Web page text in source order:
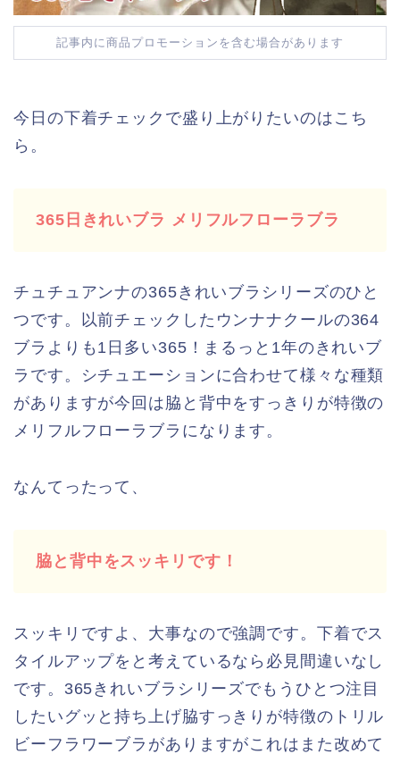
記事内に商品プロモーションを含む場合があります
今日の下着チェックで盛り上がりたいのはこち
ら。
365日きれいブラ メリフルフローラブラ
チュチュアンナの365きれいブラシリーズのひと
つです。以前チェックしたウンナナクールの364
ブラよりも1日多い365！まるっと1年のきれいブ
ラです。シチュエーションに合わせて様々な種類
がありますが今回は脇と背中をすっきりが特徴の
メリフルフローラブラになります。
なんてったって、
脇と背中をスッキリです！
スッキリですよ、大事なので強調です。下着でス
タイルアップをと考えているなら必見間違いなし
です。365きれいブラシリーズでもうひとつ注目
したいグッと持ち上げ脇すっきりが特徴のトリル
ビーフラワーブラがありますがこれはまた改めて